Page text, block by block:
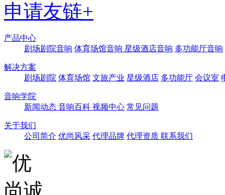
申请友链+
产品中心
剧场剧院音响 体育场馆音响 星级酒店音响 多功能厅音响
解决方案
剧场剧院 体育场馆 文旅产业 星级酒店 多功能厅 会议室
音响学院
新闻动态 音响百科 视频中心 常见问题
关于我们
公司简介 优尚风采 代理品牌 代理资质 联系我们